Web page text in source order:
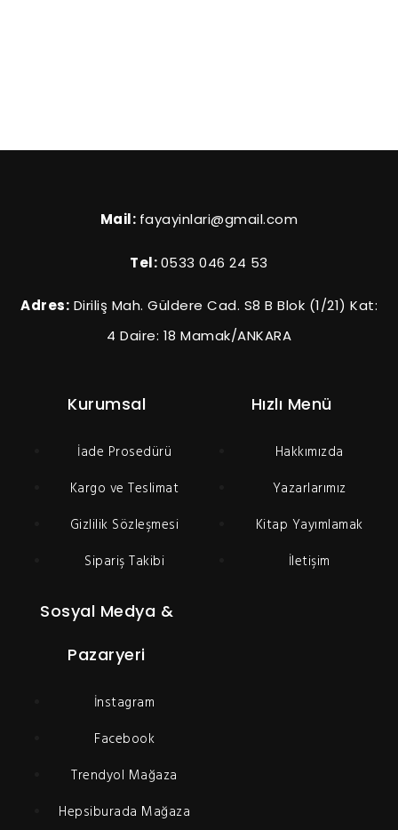
Mail: fayayinlari@gmail.com
Tel:0533 046 24 53
Adres: Diriliş Mah. Güldere Cad. S8 B Blok (1/21) Kat:
4 Daire: 18 Mamak/ANKARA
Kurumsal
İade Prosedürü
Kargo ve Teslimat
Gizlilik Sözleşmesi
Sipariş Takibi
Hızlı Menü
Hakkımızda
Yazarlarımız
Kitap Yayımlamak
İletişim
Sosyal Medya &
Pazaryeri
İnstagram
Facebook
Trendyol Mağaza
Hepsiburada Mağaza